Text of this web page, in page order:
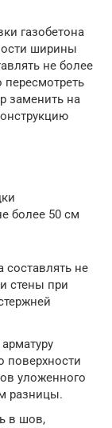
газобетона
ширины
не более
заменить на
более 50 см
не
стены при
поверхности
уложенного
разницы.
в шов,